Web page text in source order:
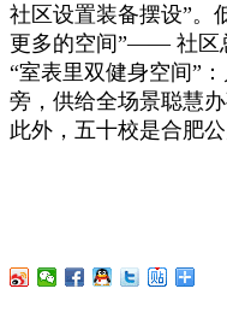
社区设置装备摆设”。
更多的空间”—— 社区
“室表里双健身空间”
旁，供给全场景聪慧
此外，五十校是合肥